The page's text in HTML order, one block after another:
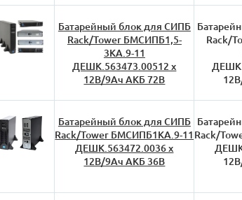
Батарейный блок для СИПБ
Rack/Tower БМСИПБ1,5-
3КА.9-11
ДЕШК.563473.00512 х
12В/9Ач АКБ 72В
Rack/
Батарейный блок для СИПБ
Rack/Tower БМСИПБ1КА.9-11
ДЕШК.563472.0036 х
12В/9Ач АКБ 36В
Rack/